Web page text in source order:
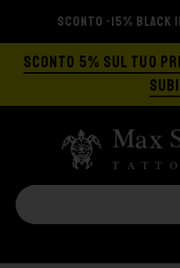
TATTOO
SCONTO 5% SUL TUO